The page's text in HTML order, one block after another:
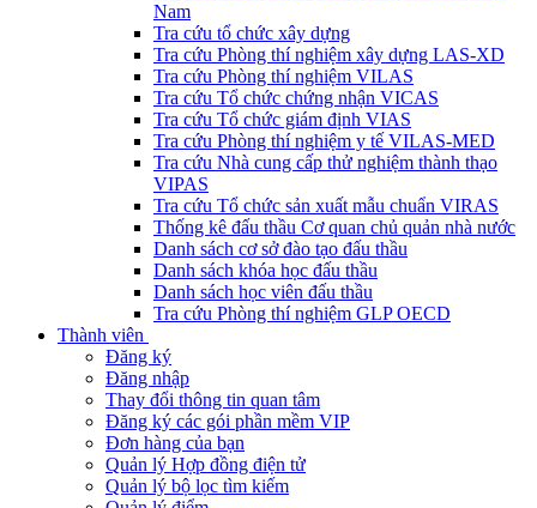
Nam
Tra cứu tổ chức xây dựng
Tra cứu Phòng thí nghiệm xây dựng LAS-XD
Tra cứu Phòng thí nghiệm VILAS
Tra cứu Tổ chức chứng nhận VICAS
Tra cứu Tổ chức giám định VIAS
Tra cứu Phòng thí nghiệm y tế VILAS-MED
Tra cứu Nhà cung cấp thử nghiệm thành thạo
VIPAS
Tra cứu Tổ chức sản xuất mẫu chuẩn VIRAS
Thống kê đấu thầu Cơ quan chủ quản nhà nước
Danh sách cơ sở đào tạo đấu thầu
Danh sách khóa học đấu thầu
Danh sách học viên đấu thầu
Tra cứu Phòng thí nghiệm GLP OECD
Thành viên
Đăng ký
Đăng nhập
Thay đổi thông tin quan tâm
Đăng ký các gói phần mềm VIP
Đơn hàng của bạn
Quản lý Hợp đồng điện tử
Quản lý bộ lọc tìm kiếm